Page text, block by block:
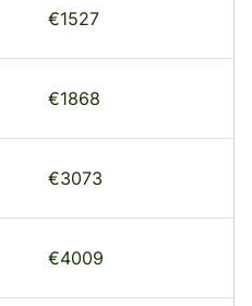
€1527
€1868
€3073
€4009